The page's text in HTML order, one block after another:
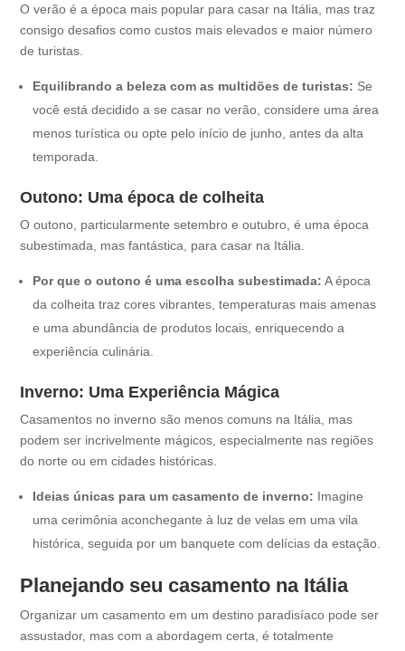
O verão é a época mais popular para casar na Itália, mas traz
consigo desafios como custos mais elevados e maior número
de turistas.
Equilibrando a beleza com as multidões de turistas: Se
você está decidido a se casar no verão, considere uma área
menos turística ou opte pelo início de junho, antes da alta
temporada.
Outono: Uma época de colheita
O outono, particularmente setembro e outubro, é uma época
subestimada, mas fantástica, para casar na Itália.
Por que o outono é uma escolha subestimada: A época
da colheita traz cores vibrantes, temperaturas mais amenas
e uma abundância de produtos locais, enriquecendo a
experiência culinária.
Inverno: Uma Experiência Mágica
Casamentos no inverno são menos comuns na Itália, mas
podem ser incrivelmente mágicos, especialmente nas regiões
do norte ou em cidades históricas.
Ideias únicas para um casamento de inverno: Imagine
uma cerimônia aconchegante à luz de velas em uma vila
histórica, seguida por um banquete com delícias da estação.
Planejando seu casamento na Itália
Organizar um casamento em um destino paradisíaco pode ser
assustador, mas com a abordagem certa, é totalmente